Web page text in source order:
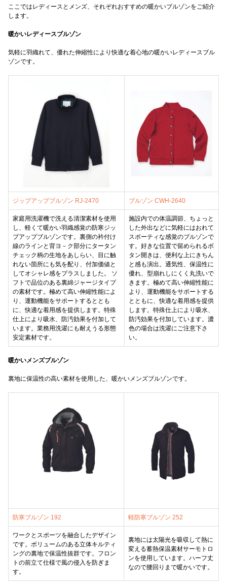
ここではレディースとメンズ、それぞれおすすめの暖かいブルゾンをご紹介
します。
暖かいレディースブルゾン
気軽に羽織れて、優れた伸縮性により快適な着心地の暖かいレディースブル
ゾンです。
ジップアップブルゾン RJ-2470 ブルゾン CWH-2640
家庭用洗濯機で洗える清潔素材を使用
し、軽くて暖かい羽織感覚の防寒ジッ
プアップブルゾンです。裏側の衿付け
線のラインと背ヨ－ク部分にタータン
チェック柄の生地をあしらい、目に触
れない箇所にも気を配り、付加価値と
してオシャレ感をプラスしました。 ソ
フトで品位のある裏綿ジャージタイプ
の素材です。極めて高い伸縮性能によ
り、運動機能をサポートするととも
に、快適な着用感を提供します。特殊
仕上により吸水、防汚効果を付加して
います。業務用洗濯にも耐えうる形態
安定素材です。
施設内での体温調節、ちょっと
した外出などに気軽にはおれて
スポーティな感覚のブルゾンで
す。好きな位置で留められるボ
タン開きは、便利な上にきちん
と感も演出。通気性、保温性に
優れ、型崩れしにくく丸洗いで
きます。極めて高い伸縮性能に
より、運動機能をサポートする
とともに、快適な着用感を提供
します。特殊仕上により吸水、
防汚効果を付加しています。濃
色の場合は洗濯にご注意下さ
い。
暖かいメンズブルゾン
裏地に保温性の高い素材を使用した、暖かいメンズブルゾンです。
防寒ブルゾン 192 軽防寒ブルゾン 252
ワークとスポーツを融合したデザイン
です。ボリュームのある立体キルティ
ングの裏地で保温性抜群です。フロン
トの前立て仕様で風の侵入を防ぎま
す。
裏地には太陽光を吸収して熱に
変える蓄熱保温素材サーモトロ
ンを使用しています。ハーフ丈
なので腰回りまで暖かいです。